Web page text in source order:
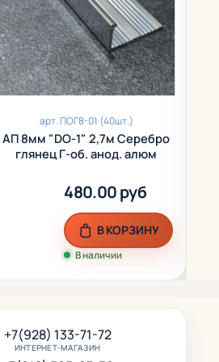
арт.ПОГ8-01 (40шт.)
АП 8мм "DO-1" 2,7м Серебро
глянец Г-об. анод. алюм
480.00 руб
В наличии
В КОРЗИНУ
+7(928) 133-71-72
ИНТЕРНЕТ-МАГАЗИН